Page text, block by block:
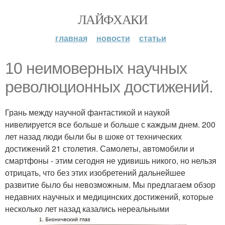
ЛАЙФХАКИ
главная новости статьи
10 неимоверных научных
революционных достижений.
Грань между научной фантастикой и наукой
нивелируется все больше и больше с каждым днем. 200
лет назад люди были бы в шоке от технических
достижений 21 столетия. Самолеты, автомобили и
смартфоны - этим сегодня не удивишь никого, но нельзя
отрицать, что без этих изобретений дальнейшее
развитие было бы невозможным. Мы предлагаем обзор
недавних научных и медицинских достижений, которые
несколько лет назад казались нереальными